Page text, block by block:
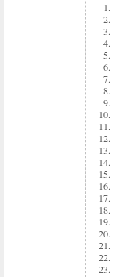
1.
2.
3.
4.
5.
6.
7.
8.
9.
10.
11.
12.
13.
14.
15.
16.
17.
18.
19.
20.
21.
22.
23.